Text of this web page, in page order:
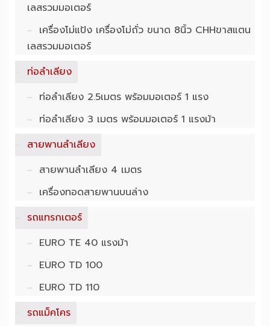
เลสรวมมอเตอร์
เครื่องโม่แป้ง เครื่องโม่ถั่ว ขนาด 8นิ้ว CHHขาสแตน
เลสรวมมอเตอร์
ท่อลำเลียง
ท่อลำเลียง 2.5เมตร พร้อมมอเตอร์ 1 แรง
ท่อลำเลียง 3 เมตร พร้อมมอเตอร์ 1 แรงม้า
สายพานลำเลียง
สายพานลำเลียง 4 เมตร
เครื่องทอดสายพานบนล่าง
รถแทรกเตอร์
EURO TE 40 แรงม้า
EURO TD 100
EURO TD 110
รถแม็คโคร